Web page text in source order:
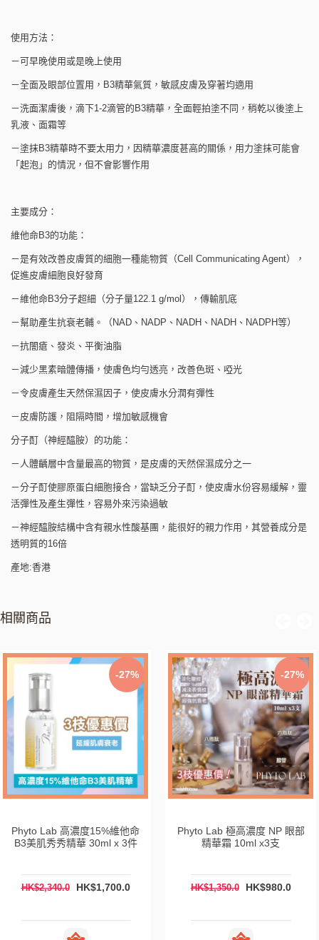
使用方法：
－可早晚使用或是晚上使用
－全面及眼部位置用，B3精華氣質，敏感皮膚及穿著均適用
－洗面潔膚後，滴下1-2滴管的B3精華，全面輕拍塗不同，稍乾以後塗上
乳液、面霜等
－塗抹B3精華時不要太用力，因精華濃度甚高的關係，用力塗抹可能會
「起泡」的情況，但不會影響作用
主要成分：
維他命B3的功能：
－是有效改善皮膚質的細胞一種能物質（Cell Communicating Agent），
促進皮膚細胞良好發育
－維他命B3分子超細（分子量122.1 g/mol），傳輸肌底
－幫助產生抗衰老輔。（NAD、NADP、NADH、NADH、NADPH等）
－抗闇瘡、發炎、平衡油脂
－減少黑素暗體傳播，使膚色均勻透亮，改善色斑、啞光
－令皮膚產生天然保濕因子，使皮膚水分潤有彈性
－皮膚防護，阻隔時間，增加敏感機會
分子酊（神經醯胺）的功能：
－人體齲層中含量最高的物質，是皮膚的天然保濕成分之一
－分子酊使膠原蛋白細胞接合，當缺乏分子酊，使皮膚水份容易緩解，靈
活彈性及產生彈性，容易外來污染過敏
－神經醯胺結構中含有親水性酸基團，能很好的親力作用，其營養成分是
透明質的16倍
產地:香港
相關商品
-27%
Phyto Lab 高濃度15%維他命
B3美肌秀秀精華 30ml x 3件
HK$2,340.0 HK$1,700.0
-27%
Phyto Lab 極高濃度 NP 眼部
精華霜 10ml x3支
HK$1,350.0 HK$980.0